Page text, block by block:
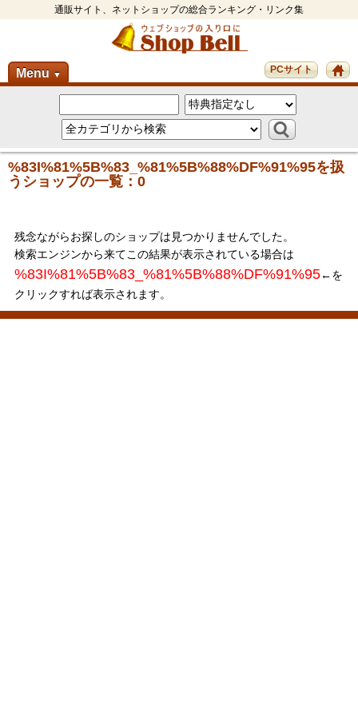
通販サイト、ネットショップの総合ランキング・リンク集
Menu ▼ PCサイト
%83I%81%5B%83_%81%5B%88%DF%91%95を扱
うショップの一覧：0
残念ながらお探しのショップは見つかりませんでした。
検索エンジンから来てこの結果が表示されている場合は
%83I%81%5B%83_%81%5B%88%DF%91%95←を
クリックすれば表示されます。